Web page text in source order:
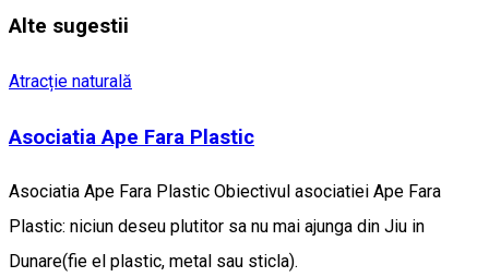
Alte sugestii
Atracție naturală
Asociatia Ape Fara Plastic
Asociatia Ape Fara Plastic Obiectivul asociatiei Ape Fara
Plastic: niciun deseu plutitor sa nu mai ajunga din Jiu in
Dunare(fie el plastic, metal sau sticla).